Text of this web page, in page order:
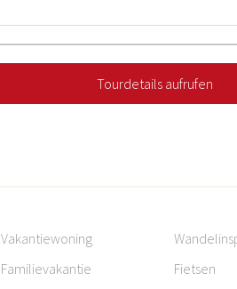
Tourdetails aufrufen
Vakantiewoning
Familievakantie
Fietsen